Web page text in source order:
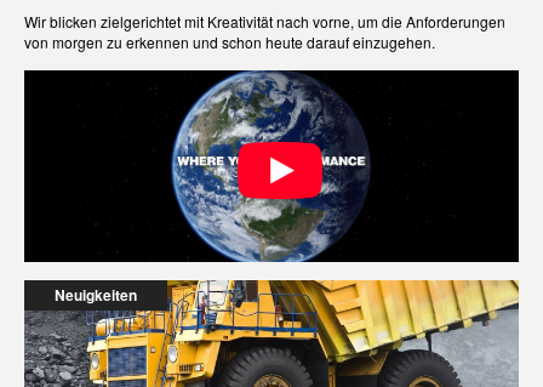
Wir blicken zielgerichtet mit Kreativität nach vorne, um die Anforderungen
von morgen zu erkennen und schon heute darauf einzugehen.
Neuigkeiten